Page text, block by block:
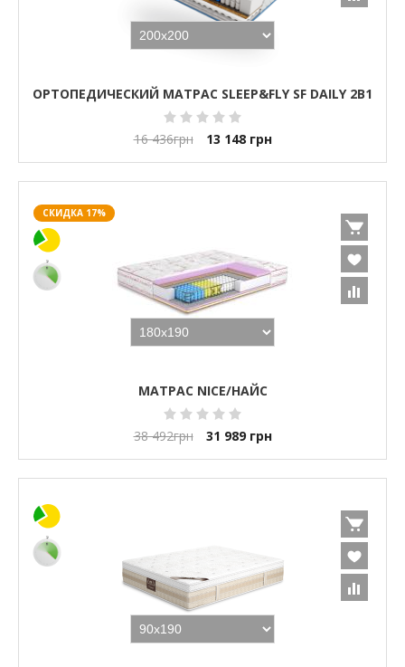
ОРТОПЕДИЧЕСКИЙ МАТРАС SLEEP&FLY SF DAILY 2В1
16 436грн 13 148 грн
СКИДКА 17%
МАТРАС NICE/НАЙС
38 492грн 31 989 грн